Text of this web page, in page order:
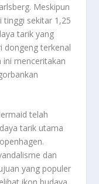
Meskipun
tinggi sekitar 1,25
tarik yang
dongeng terkenal
ini menceritakan
telah
tarik utama
dan
yang populer